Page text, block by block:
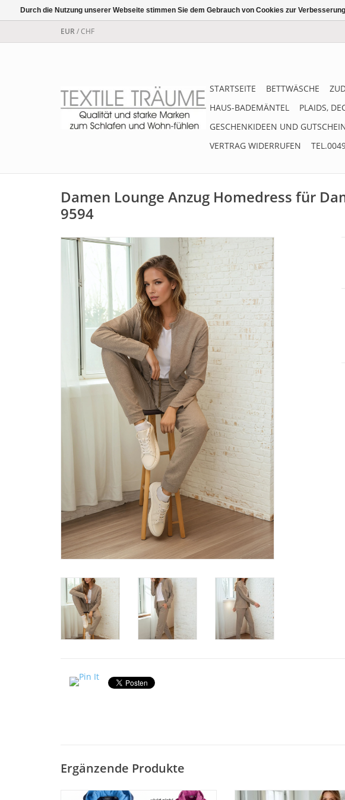
EUR/CHF
STARTSEITE BETTWÄSCHE
HAUS-BADEMÄNTEL
PLAIDS,
GESCHENKIDEEN UND
VERTRAG WIDERRUFEN
Damen Lounge Anzug Homedress für
9594
Ergänzende Produkte
Hochwertiger Damen & Herren
Homedress, bequemer
Durch die Nutzung unserer Webseite stimmen Sie dem Gebrauch von Cookies zur